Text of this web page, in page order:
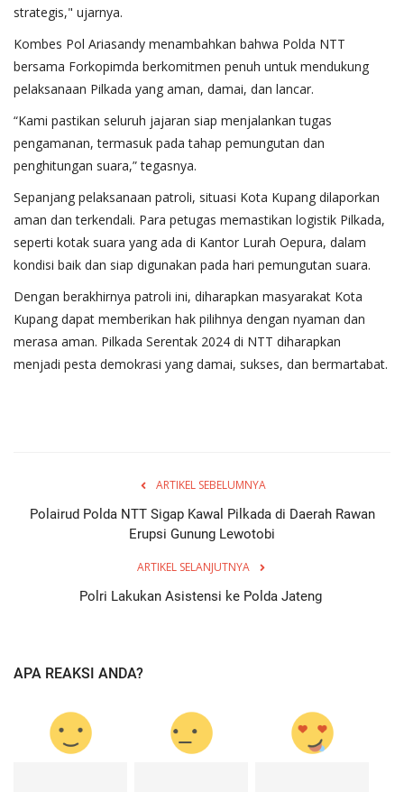
strategis," ujarnya.
Kombes Pol Ariasandy menambahkan bahwa Polda NTT
bersama Forkopimda berkomitmen penuh untuk mendukung
pelaksanaan Pilkada yang aman, damai, dan lancar.
“Kami pastikan seluruh jajaran siap menjalankan tugas
pengamanan, termasuk pada tahap pemungutan dan
penghitungan suara,” tegasnya.
Sepanjang pelaksanaan patroli, situasi Kota Kupang dilaporkan
aman dan terkendali. Para petugas memastikan logistik Pilkada,
seperti kotak suara yang ada di Kantor Lurah Oepura, dalam
kondisi baik dan siap digunakan pada hari pemungutan suara.
Dengan berakhirnya patroli ini, diharapkan masyarakat Kota
Kupang dapat memberikan hak pilihnya dengan nyaman dan
merasa aman. Pilkada Serentak 2024 di NTT diharapkan
menjadi pesta demokrasi yang damai, sukses, dan bermartabat.
ARTIKEL SEBELUMNYA
Polairud Polda NTT Sigap Kawal Pilkada di Daerah Rawan
Erupsi Gunung Lewotobi
ARTIKEL SELANJUTNYA
Polri Lakukan Asistensi ke Polda Jateng
APA REAKSI ANDA?